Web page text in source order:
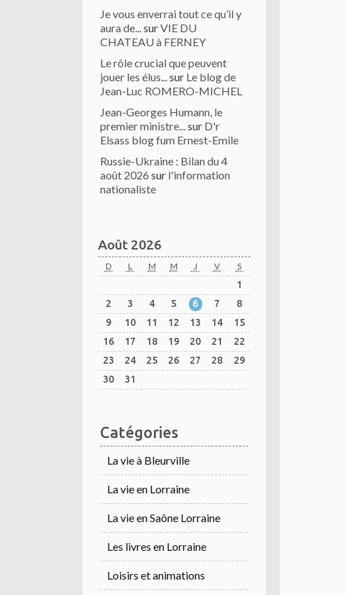
Je vous enverrai tout ce qu’il y
aura de...surVIE DU
CHATEAU à FERNEY
Le rôle crucial que peuvent
jouer les élus...sur Le blog de
Jean-Luc ROMERO-MICHEL
Jean-Georges Humann, le
premier ministre...sur D'r
Elsass blog fum Ernest-Emile
Russie-Ukraine : Bilan du 4
août 2026 sur l'information
nationaliste
Août 2026
D L M M J V S
1
2
3 4 5 6 7
8
9
10 11 12 13 14
15
16
17 18 19 20 21
22
23
24 25 26 27 28
29
30
31
Catégories
La vie à Bleurville
La vie en Lorraine
La vie en Saône Lorraine
Les livres en Lorraine
Loisirs et animations